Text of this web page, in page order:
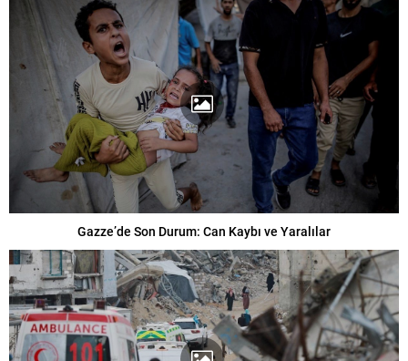
Gazze’de Son Durum: Can Kaybı ve Yaralılar